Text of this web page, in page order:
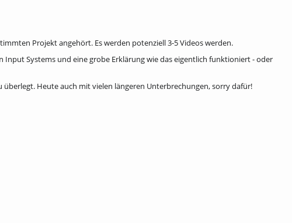
Projekt angehört. Es werden potenziell 3-5 Videos werden.
Input Systems und eine grobe Erklärung wie das eigentlich funktioniert - oder
Heute auch mit vielen längeren Unterbrechungen, sorry dafür!